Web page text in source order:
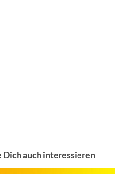
Dich auch interessieren